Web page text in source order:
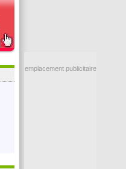
emplacement publicitaire